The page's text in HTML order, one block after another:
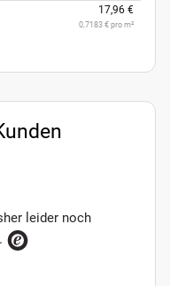
17,96 €
0,7183 € pro m²
leider noch